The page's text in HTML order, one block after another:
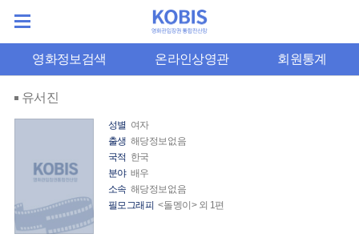
영화정보검색 온라인상영관 회원통계
유서진
성별 여자
출생 해당정보없음
국적 한국
분야 배우
소속 해당정보없음
필모그래피 <돌멩이> 외 1편